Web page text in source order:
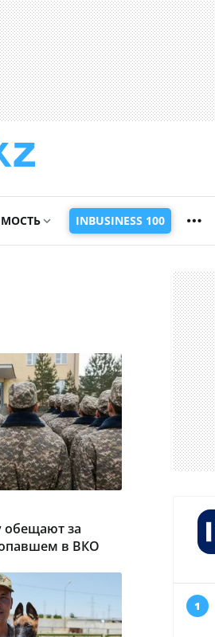
INBUSINESS 100
обещают за
в ВКО